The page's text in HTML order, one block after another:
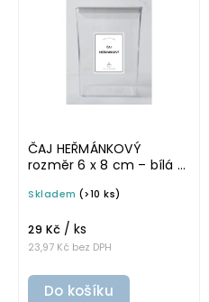
ČAJ HEŘMÁNKOVÝ
rozměr 6 x 8 cm – bílá v
omyvatelná samolepka
Skladem (>10 ks)
23,97 Kč bez DPH
29 Kč / ks
Do košíku